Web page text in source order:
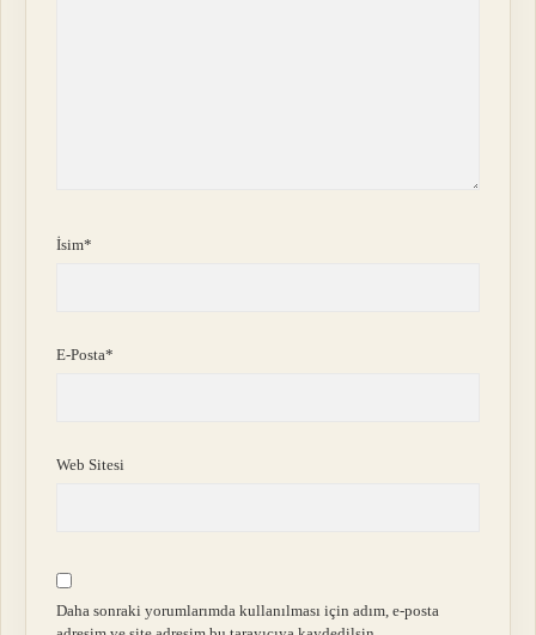
İsim*
E-Posta*
Web Sitesi
Daha sonraki yorumlarımda kullanılması için adım, e-posta